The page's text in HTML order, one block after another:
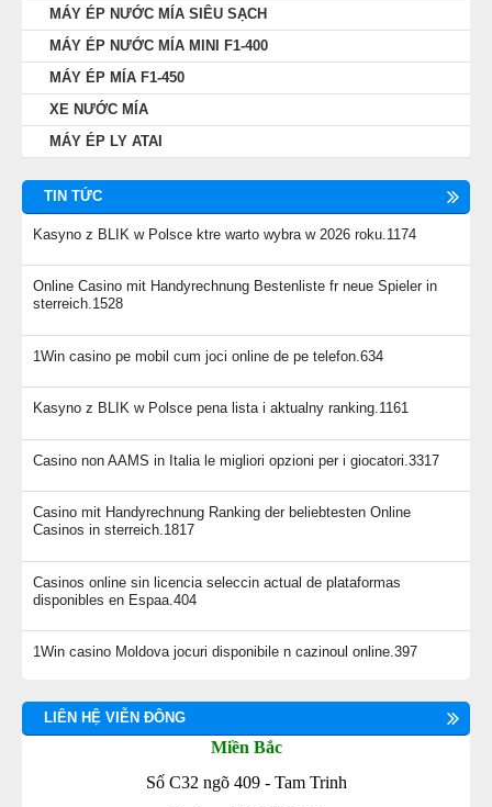
MÁY ÉP NƯỚC MÍA SIÊU SẠCH
MÁY ÉP NƯỚC MÍA MINI F1-400
MÁY ÉP MÍA F1-450
XE NƯỚC MÍA
MÁY ÉP LY ATAI
TIN TỨC
Kasyno z BLIK w Polsce ktre warto wybra w 2026 roku.1174
Online Casino mit Handyrechnung Bestenliste fr neue Spieler in
sterreich.1528
1Win casino pe mobil cum joci online de pe telefon.634
Kasyno z BLIK w Polsce pena lista i aktualny ranking.1161
Casino non AAMS in Italia le migliori opzioni per i giocatori.3317
Casino mit Handyrechnung Ranking der beliebtesten Online
Casinos in sterreich.1817
Casinos online sin licencia seleccin actual de plataformas
disponibles en Espaa.404
1Win casino Moldova jocuri disponibile n cazinoul online.397
LIÊN HỆ VIỄN ĐÔNG
Miền Bắc
Số C32 ngõ 409 - Tam Trinh